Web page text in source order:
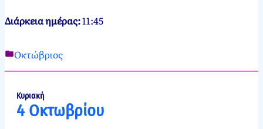
Διάρκεια ημέρας:11:45
Νεκτάριος
3
20123
Οκτωβρίου,
Οκτώβριος
Κυριακή
4 Οκτωβρίου